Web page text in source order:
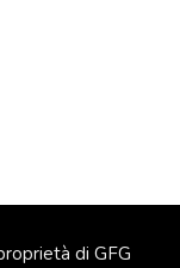
di GFG